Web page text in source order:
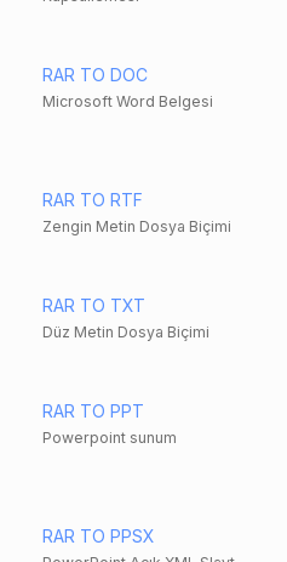
RAR TO DOC
Microsoft Word Belgesi
RAR TO RTF
Zengin Metin Dosya Biçimi
RAR TO TXT
Düz Metin Dosya Biçimi
RAR TO PPT
Powerpoint sunum
RAR TO PPSX